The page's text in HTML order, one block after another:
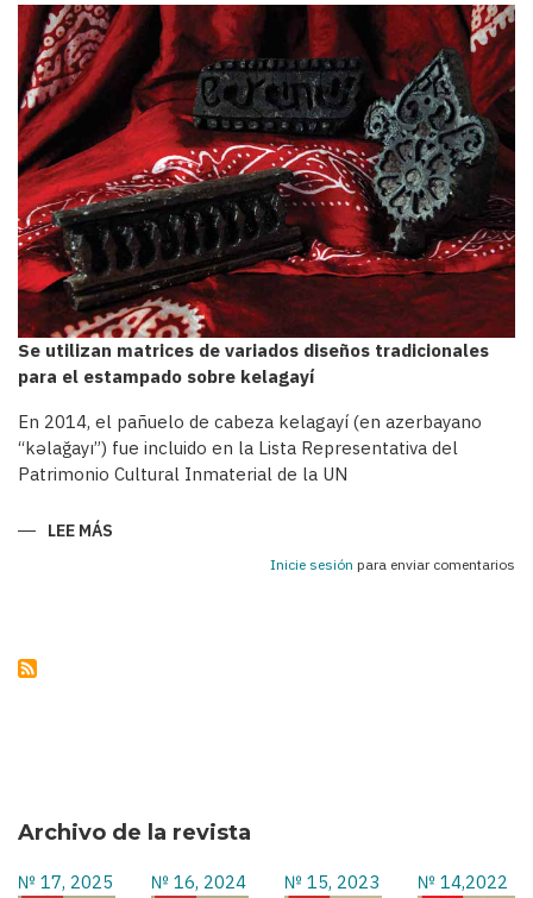
Se utilizan matrices de variados diseños tradicionales
para el estampado sobre kelagayí
En 2014, el pañuelo de cabeza kelagayí (en azerbayano
“kəlağayı”) fue incluido en la Lista Representativa del
Patrimonio Cultural Inmaterial de la UN
LEE MÁS
Inicie sesión para enviar comentarios
Archivo de la revista
№ 17, 2025 № 16, 2024 № 15, 2023 № 14,2022